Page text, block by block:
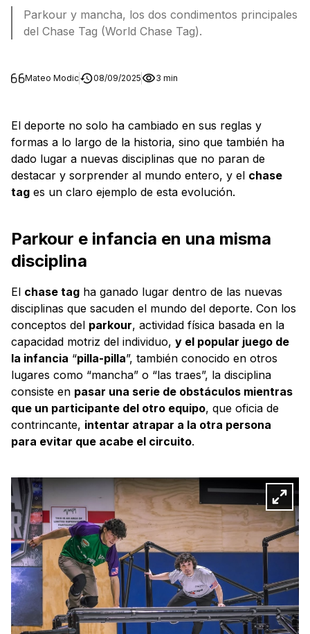
Parkour y mancha, los dos condimentos principales
del Chase Tag (World Chase Tag).
Mateo Modic 08/09/2025 3 min
El deporte no solo ha cambiado en sus reglas y
formas a lo largo de la historia, sino que también ha
dado lugar a nuevas disciplinas que no paran de
destacar y sorprender al mundo entero, y el chase
tag es un claro ejemplo de esta evolución.
Parkour e infancia en una misma
disciplina
El chase tag ha ganado lugar dentro de las nuevas
disciplinas que sacuden el mundo del deporte. Con los
conceptos del parkour, actividad física basada en la
capacidad motriz del individuo, y el popular juego de
la infancia “pilla-pilla”, también conocido en otros
lugares como “mancha” o “las traes”, la disciplina
consiste en pasar una serie de obstáculos mientras
que un participante del otro equipo, que oficia de
contrincante, intentar atrapar a la otra persona
para evitar que acabe el circuito.